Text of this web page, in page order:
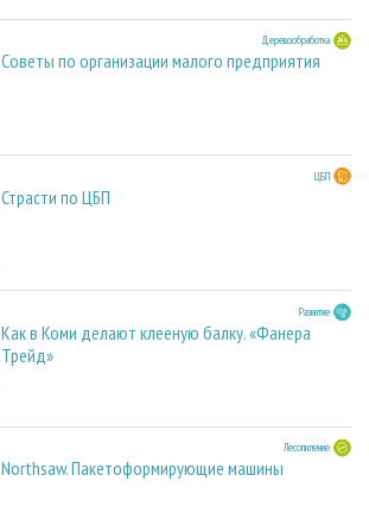
Деревообработка
Советы по организации малого предприятия
ЦБП
Страсти по ЦБП
Развитие
Как в Коми делают клееную балку. «Фанера
Трейд»
Лесопиление
Northsaw. Пакетоформирующие машины